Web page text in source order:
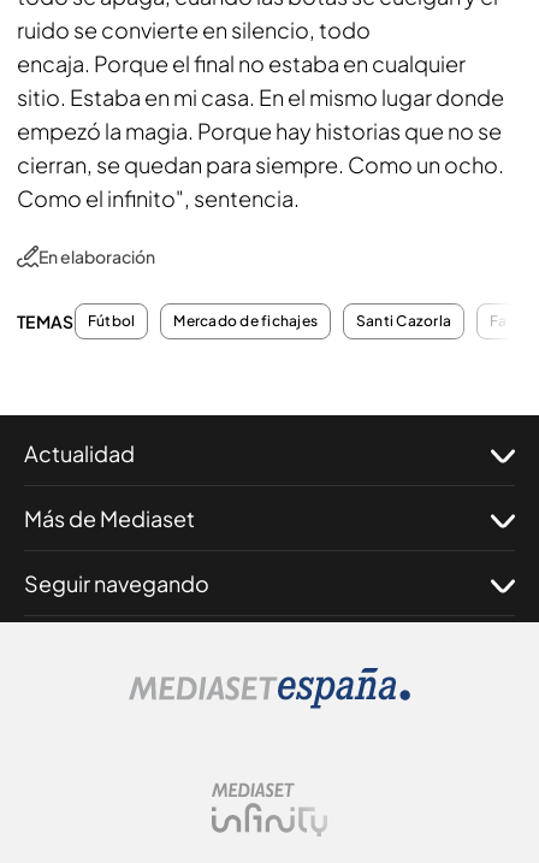
ruido se convierte en silencio, todo
encaja. Porque el final no estaba en cualquier
sitio. Estaba en mi casa. En el mismo lugar donde
empezó la magia. Porque hay historias que no se
cierran, se quedan para siempre. Como un ocho.
Como el infinito", sentencia.
En elaboración
TEMAS Fútbol Mercado de fichajes Santi Cazorla
Actualidad
Más de Mediaset
Seguir navegando